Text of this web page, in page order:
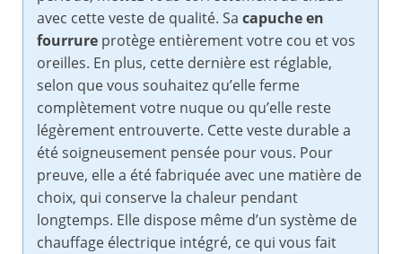
avec cette veste de qualité. Sa capuche en
fourrure protège entièrement votre cou et vos
oreilles. En plus, cette dernière est réglable,
selon que vous souhaitez qu’elle ferme
complètement votre nuque ou qu’elle reste
légèrement entrouverte. Cette veste durable a
été soigneusement pensée pour vous. Pour
preuve, elle a été fabriquée avec une matière de
choix, qui conserve la chaleur pendant
longtemps. Elle dispose même d’un système de
chauffage électrique intégré, ce qui vous fait